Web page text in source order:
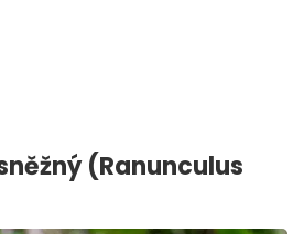
(Ranunculus